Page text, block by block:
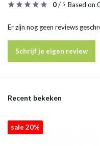
0/ 5 Based on
Er zijn nog geen reviews
Schrijf je eigen review
Recent bekeken
sale 20%